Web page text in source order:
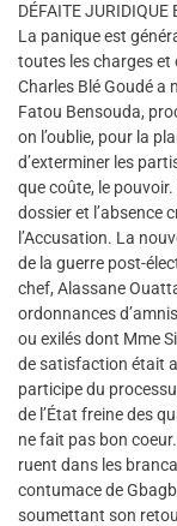
DÉFAITE
La panique est
toutes les charges et
Charles Blé Goudé a
Fatou Bensouda,
on l’oublie, pour la
d’exterminer les
que coûte, le
dossier et l’absence
l’Accusation. La
de la guerre post-
chef, Alassane
ordonnances
ou exilés dont Mme
de satisfaction était
participe du
de l’État freine des
ne fait pas bon
ruent dans les
contumace de
soumettant son